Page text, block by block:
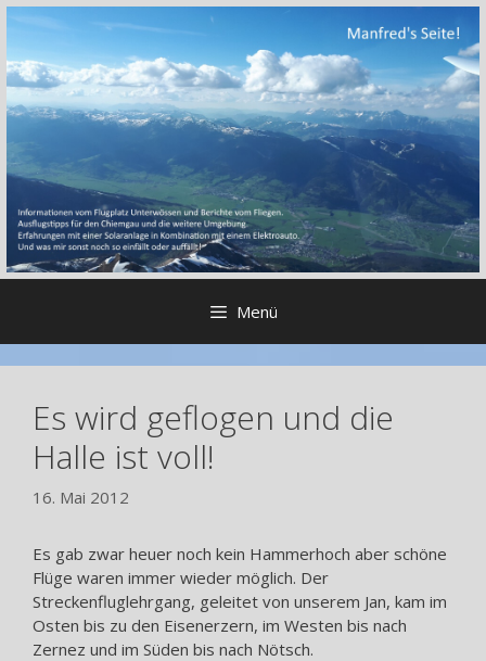
Zum
springen
Menü
Es wird geflogen und die
Halle ist voll!
16. Mai 2012
Es gab zwar heuer noch kein Hammerhoch aber schöne
Flüge waren immer wieder möglich. Der
Streckenfluglehrgang, geleitet von unserem Jan, kam im
Osten bis zu den Eisenerzern, im Westen bis nach
Zernez und im Süden bis nach Nötsch.